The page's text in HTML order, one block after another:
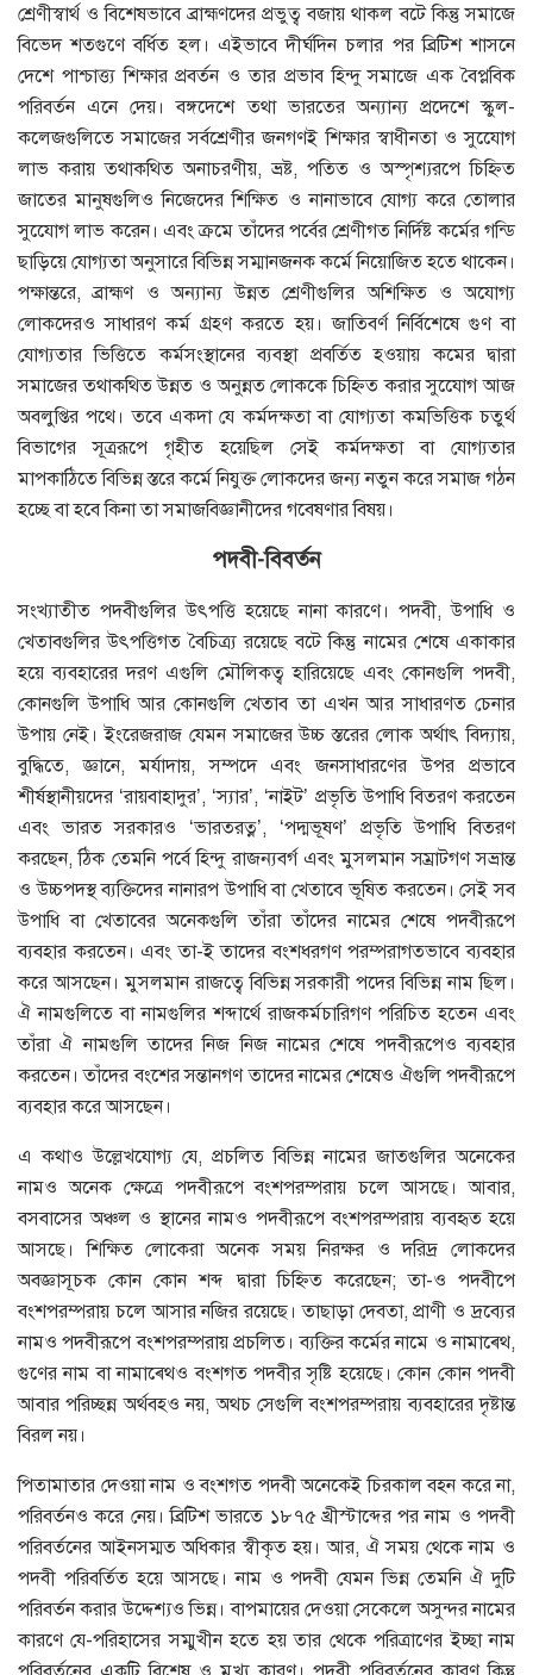
শ্রেণীস্বার্থ ও বিশেষভাবে ব্রাহ্মণদের প্রভুত্ব বজায় থাকল বটে কিন্তু সমাজে
বিভেদ শতগুণে বর্ধিত হল। এইভাবে দীর্ঘদিন চলার পর ব্রিটিশ শাসনে
দেশে পাশ্চাত্ত্য শিক্ষার প্রবর্তন ও তার প্রভাব হিন্দু সমাজে এক বৈপ্লবিক
পরিবর্তন এনে দেয়। বঙ্গদেশে তথা ভারতের অন্যান্য প্রদেশে স্কুল-
কলেজগুলিতে সমাজের সর্বশ্রেণীর জনগণই শিক্ষার স্বাধীনতা ও সুযোেগ
লাভ করায় তথাকথিত অনাচরণীয়, ভ্রষ্ট, পতিত ও অস্পৃশ্যরপে চিহ্নিত
জাতের মানুষগুলিও নিজেদের শিক্ষিত ও নানাভাবে যােগ্য করে তােলার
সুযোেগ লাভ করেন। এবং ক্রমে তাঁদের পর্বের শ্রেণীগত নির্দিষ্ট কর্মের গন্ডি
ছাড়িয়ে যােগ্যতা অনুসারে বিভিন্ন সম্মানজনক কর্মে নিয়ােজিত হতে থাকেন।
পক্ষান্তরে, ব্রাহ্মণ ও অন্যান্য উন্নত শ্রেণীগুলির অশিক্ষিত ও অযােগ্য
লােকদেরও সাধারণ কর্ম গ্রহণ করতে হয়। জাতিবর্ণ নির্বিশেষে গুণ বা
যােগ্যতার ভিত্তিতে কর্মসংস্থানের ব্যবস্থা প্রবর্তিত হওয়ায় কমের দ্বারা
সমাজের তথাকথিত উন্নত ও অনুন্নত লােককে চিহ্নিত করার সুযোেগ আজ
অবলুপ্তির পথে। তবে একদা যে কর্মদক্ষতা বা যােগ্যতা কমভিত্তিক চতুর্থ
বিভাগের সূত্ররূপে গৃহীত হয়েছিল সেই কর্মদক্ষতা বা যােগ্যতার
মাপকাঠিতে বিভিন্ন স্তরে কর্মে নিযুক্ত লােকদের জন্য নতুন করে সমাজ গঠন
হচ্ছে বা হবে কিনা তা সমাজবিজ্ঞানীদের গবেষণার বিষয়।
পদবী-বিবর্তন
সংখ্যাতীত পদবীগুলির উৎপত্তি হয়েছে নানা কারণে। পদবী, উপাধি ও
খেতাবগুলির উৎপত্তিগত বৈচিত্র্য রয়েছে বটে কিন্তু নামের শেষে একাকার
হয়ে ব্যবহারের দরণ এগুলি মৌলিকত্ব হারিয়েছে এবং কোনগুলি পদবী,
কোনগুলি উপাধি আর কোনগুলি খেতাব তা এখন আর সাধারণত চেনার
উপায় নেই। ইংরেজরাজ যেমন সমাজের উচ্চ স্তরের লােক অর্থাৎ বিদ্যায়,
বুদ্ধিতে, জ্ঞানে, মর্যাদায়, সম্পদে এবং জনসাধারণের উপর প্রভাবে
শীর্ষস্থানীয়দের ‘রায়বাহাদুর’, ‘স্যার’, ‘নাইট’ প্রভৃতি উপাধি বিতরণ করতেন
এবং ভারত সরকারও ‘ভারতরত্ন’, ‘পদ্মভূষণ’ প্রভৃতি উপাধি বিতরণ
করছেন, ঠিক তেমনি পর্বে হিন্দু রাজন্যবর্গ এবং মুসলমান সম্রাটগণ সভ্রান্ত
ও উচ্চপদস্থ ব্যক্তিদের নানারপ উপাধি বা খেতাবে ভূষিত করতেন। সেই সব
উপাধি বা খেতাবের অনেকগুলি তাঁরা তাঁদের নামের শেষে পদবীরূপে
ব্যবহার করতেন। এবং তা-ই তাদের বংশধরগণ পরম্পরাগতভাবে ব্যবহার
করে আসছেন। মুসলমান রাজত্বে বিভিন্ন সরকারী পদের বিভিন্ন নাম ছিল।
ঐ নামগুলিতে বা নামগুলির শব্দার্থে রাজকর্মচারিগণ পরিচিত হতেন এবং
তাঁরা ঐ নামগুলি তাদের নিজ নিজ নামের শেষে পদবীরূপেও ব্যবহার
করতেন। তাঁদের বংশের সন্তানগণ তাদের নামের শেষেও ঐগুলি পদবীরূপে
ব্যবহার করে আসছেন।
এ কথাও উল্লেখযােগ্য যে, প্রচলিত বিভিন্ন নামের জাতগুলির অনেকের
নামও অনেক ক্ষেত্রে পদবীরূপে বংশপরম্পরায় চলে আসছে। আবার,
বসবাসের অঞ্চল ও স্থানের নামও পদবীরূপে বংশপরম্পরায় ব্যবহৃত হয়ে
আসছে। শিক্ষিত লােকেরা অনেক সময় নিরক্ষর ও দরিদ্র লােকদের
অবজ্ঞাসূচক কোন কোন শব্দ দ্বারা চিহ্নিত করেছেন; তা-ও পদবীপে
বংশপরম্পরায় চলে আসার নজির রয়েছে। তাছাড়া দেবতা, প্রাণী ও দ্রব্যের
নামও পদবীরূপে বংশপরম্পরায় প্রচলিত। ব্যক্তির কর্মের নামে ও নামাৰ্থে,
গুণের নাম বা নামাৰ্থেও বংশগত পদবীর সৃষ্টি হয়েছে। কোন কোন পদবী
আবার পরিচ্ছন্ন অর্থবহও নয়, অথচ সেগুলি বংশপরম্পরায় ব্যবহারের দৃষ্টান্ত
বিরল নয়।
পিতামাতার দেওয়া নাম ও বংশগত পদবী অনেকেই চিরকাল বহন করে না,
পরিবর্তনও করে নেয়। ব্রিটিশ ভারতে ১৮৭৫ খ্রীস্টাব্দের পর নাম ও পদবী
পরিবর্তনের আইনসম্মত অধিকার স্বীকৃত হয়। আর, ঐ সময় থেকে নাম ও
পদবী পরিবর্তিত হয়ে আসছে। নাম ও পদবী যেমন ভিন্ন তেমনি ঐ দুটি
পরিবর্তন করার উদ্দেশ্যও ভিন্ন। বাপমায়ের দেওয়া সেকেলে অসুন্দর নামের
কারণে যে-পরিহাসের সম্মুখীন হতে হয় তার থেকে পরিত্রাণের ইচ্ছা নাম